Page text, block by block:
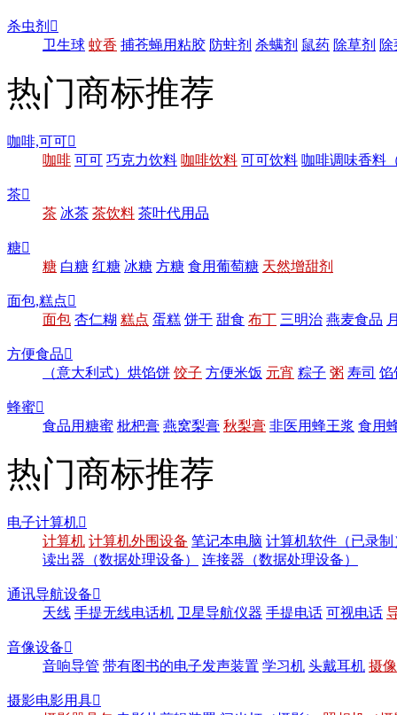
杀虫剂 
卫生球 蚊香 捕苍蝇用粘胶 防蛀剂 杀螨剂 鼠药 除草剂
热门商标推荐
咖啡,可可
咖啡 可可 巧克力饮料 咖啡饮料 可可饮料 咖啡调味香料
茶
茶 冰茶 茶饮料 茶叶代用品
糖
糖 白糖 红糖 冰糖 方糖 食用葡萄糖 天然增甜剂
面包,糕点
面包 杏仁糊 糕点 蛋糕 饼干 甜食 布丁 三明治 燕麦食品
方便食品
（意大利式）烘馅饼 饺子 方便米饭 元宵 粽子 粥 寿司 馅
蜂蜜
食品用糖蜜 枇杷膏 燕窝梨膏 秋梨膏 非医用蜂王浆 食用
热门商标推荐
电子计算机
计算机 计算机外围设备 笔记本电脑 计算机软件（已录制
读出器（数据处理设备）
连接器（数据处理设备）
通讯导航设备
天线 手提无线电话机 卫星导航仪器 手提电话 可视电话
音像设备
音响导管 带有图书的电子发声装置 学习机 头戴耳机 摄
摄影电影用具